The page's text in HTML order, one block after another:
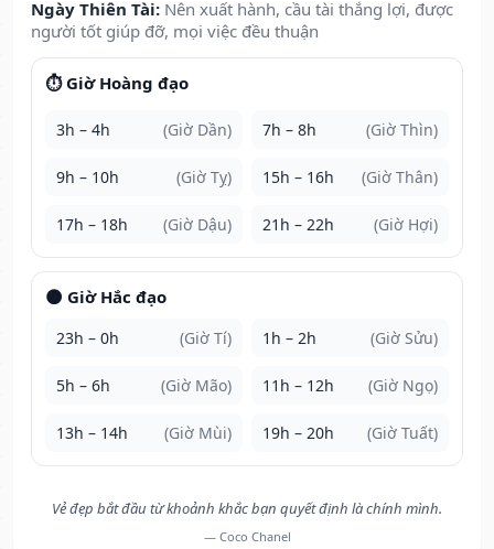
Ngày Thiên Tài: Nên xuất hành, cầu tài thắng lợi, được
người tốt giúp đỡ, mọi việc đều thuận
⏱️ Giờ Hoàng đạo
3h – 4h (Giờ Dần) 7h – 8h (Giờ Thìn)
9h – 10h (Giờ Tỵ) 15h – 16h (Giờ Thân)
17h – 18h (Giờ Dậu) 21h – 22h (Giờ Hợi)
🌑 Giờ Hắc đạo
23h – 0h (Giờ Tí) 1h – 2h (Giờ Sửu)
5h – 6h (Giờ Mão) 11h – 12h (Giờ Ngọ)
13h – 14h (Giờ Mùi) 19h – 20h (Giờ Tuất)
Vẻ đẹp bắt đầu từ khoảnh khắc bạn quyết định là chính mình.
— Coco Chanel